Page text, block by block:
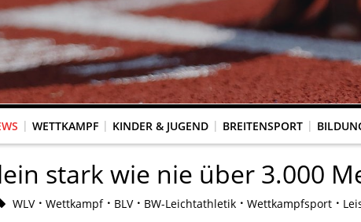
WETTKAMPF KINDER & JUGEND BREITENSPORT
stark wie nie über 3.000
WLV Wettkampf BLV BW-Leichtathletik Wettkampfsport